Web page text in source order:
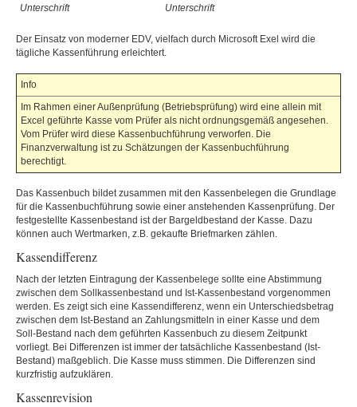
Unterschrift Unterschrift
Der Einsatz von moderner EDV, vielfach durch Microsoft Exel wird die
tägliche Kassenführung erleichtert.
Info
Im Rahmen einer Außenprüfung (Betriebsprüfung) wird eine allein mit
Excel geführte Kasse vom Prüfer als nicht ordnungsgemäß angesehen.
Vom Prüfer wird diese Kassenbuchführung verworfen. Die
Finanzverwaltung ist zu Schätzungen der Kassenbuchführung
berechtigt.
Das Kassenbuch bildet zusammen mit den Kassenbelegen die Grundlage
für die Kassenbuchführung sowie einer anstehenden Kassenprüfung. Der
festgestellte Kassenbestand ist der Bargeldbestand der Kasse. Dazu
können auch Wertmarken, z.B. gekaufte Briefmarken zählen.
Kassendifferenz
Nach der letzten Eintragung der Kassenbelege sollte eine Abstimmung
zwischen dem Sollkassenbestand und Ist-Kassenbestand vorgenommen
werden. Es zeigt sich eine Kassendifferenz, wenn ein Unterschiedsbetrag
zwischen dem Ist-Bestand an Zahlungsmitteln in einer Kasse und dem
Soll-Bestand nach dem geführten Kassenbuch zu diesem Zeitpunkt
vorliegt. Bei Differenzen ist immer der tatsächliche Kassenbestand (Ist-
Bestand) maßgeblich. Die Kasse muss stimmen. Die Differenzen sind
kurzfristig aufzuklären.
Kassenrevision